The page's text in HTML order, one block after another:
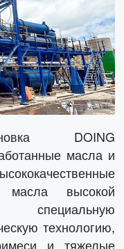
DOING
масла и
масла высокой
технологию,
и тяжелые